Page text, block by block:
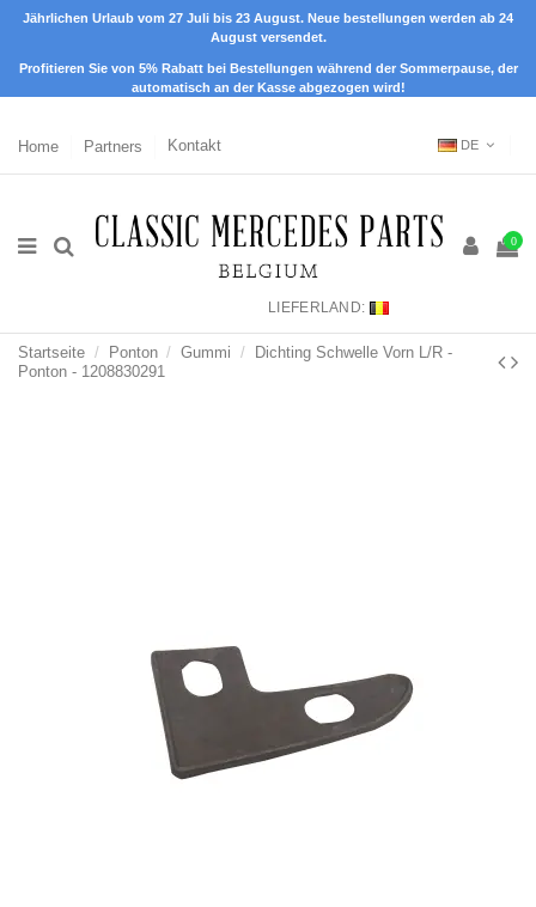
Jährlichen Urlaub vom 27 Juli bis 23 August. Neue bestellungen werden ab 24
August versendet.
Profitieren Sie von 5% Rabatt bei Bestellungen während der Sommerpause, der
automatisch an der Kasse abgezogen wird!
Home Partners Kontakt DE
0
LIEFERLAND:
Startseite Ponton Gummi
Dichting Schwelle Vorn L/R -
Ponton - 1208830291